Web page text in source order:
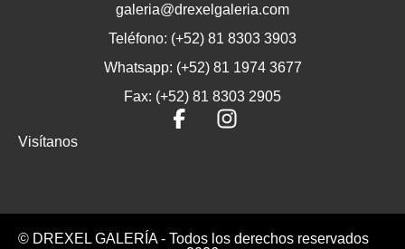
galeria@drexelgaleria.com
Teléfono: (+52) 81 8303 3903
Whatsapp: (+52) 81 1974 3677
Fax: (+52) 81 8303 2905
Visítanos
© DREXEL GALERÍA - Todos los derechos reservados